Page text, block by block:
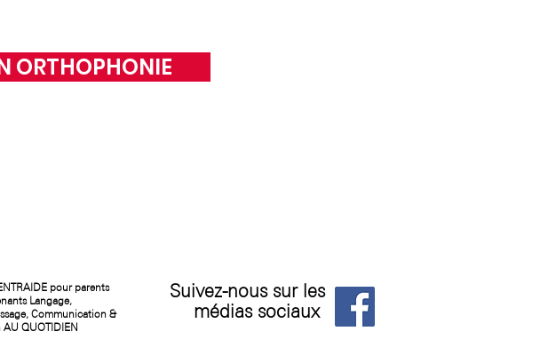
ORTHOPHONIE
pour parents
Langage,
Communication &
AU QUOTIDIEN
Suivez-nous sur les
médias sociaux